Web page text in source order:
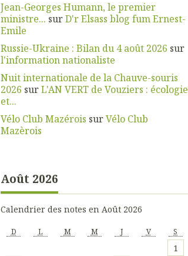
Jean-Georges Humann, le premier
ministre... surD'r Elsass blog fum Ernest-
Emile
Russie-Ukraine : Bilan du 4 août 2026 sur
l'information nationaliste
Nuit internationale de la Chauve-souris
2026 surL'AN VERT de Vouziers : écologie
et...
Vélo Club Mazérois surVélo Club
Mazèrois
Août 2026
Calendrier des notes en Août 2026
D L M M J V S
1